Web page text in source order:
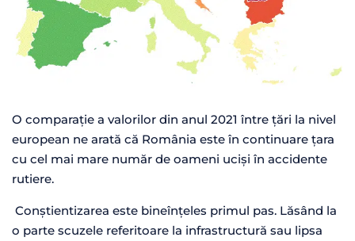
O comparație a valorilor din anul 2021 între țări la nivel
european ne arată că România este în continuare țara
cu cel mai mare număr de oameni uciși în accidente
rutiere.
Conștientizarea este bineînțeles primul pas. Lăsând la
o parte scuzele referitoare la infrastructură sau lipsa